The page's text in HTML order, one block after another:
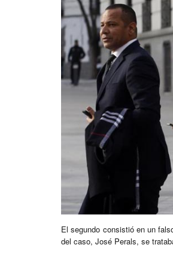
El segundo consistió en un
del caso, José Perals, se